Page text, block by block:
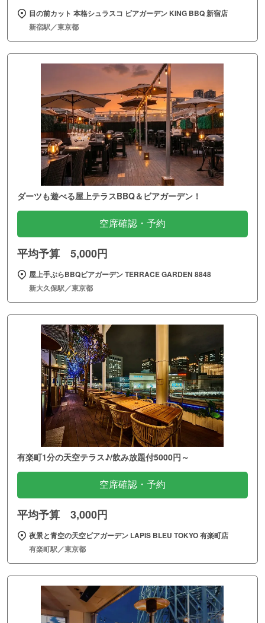
目の前カット 本格シュラスコ ビアガーデン KING BBQ 新宿店
新宿駅／東京都
ダーツも遊べる屋上テラスBBQ＆ビアガーデン！
空席確認・予約
平均予算 5,000円
屋上手ぶらBBQビアガーデン TERRACE GARDEN 8848
新大久保駅／東京都
有楽町1分の天空テラス♪/飲み放題付5000円～
空席確認・予約
平均予算 3,000円
夜景と青空の天空ビアガーデン LAPIS BLEU TOKYO 有楽町店
有楽町駅／東京都